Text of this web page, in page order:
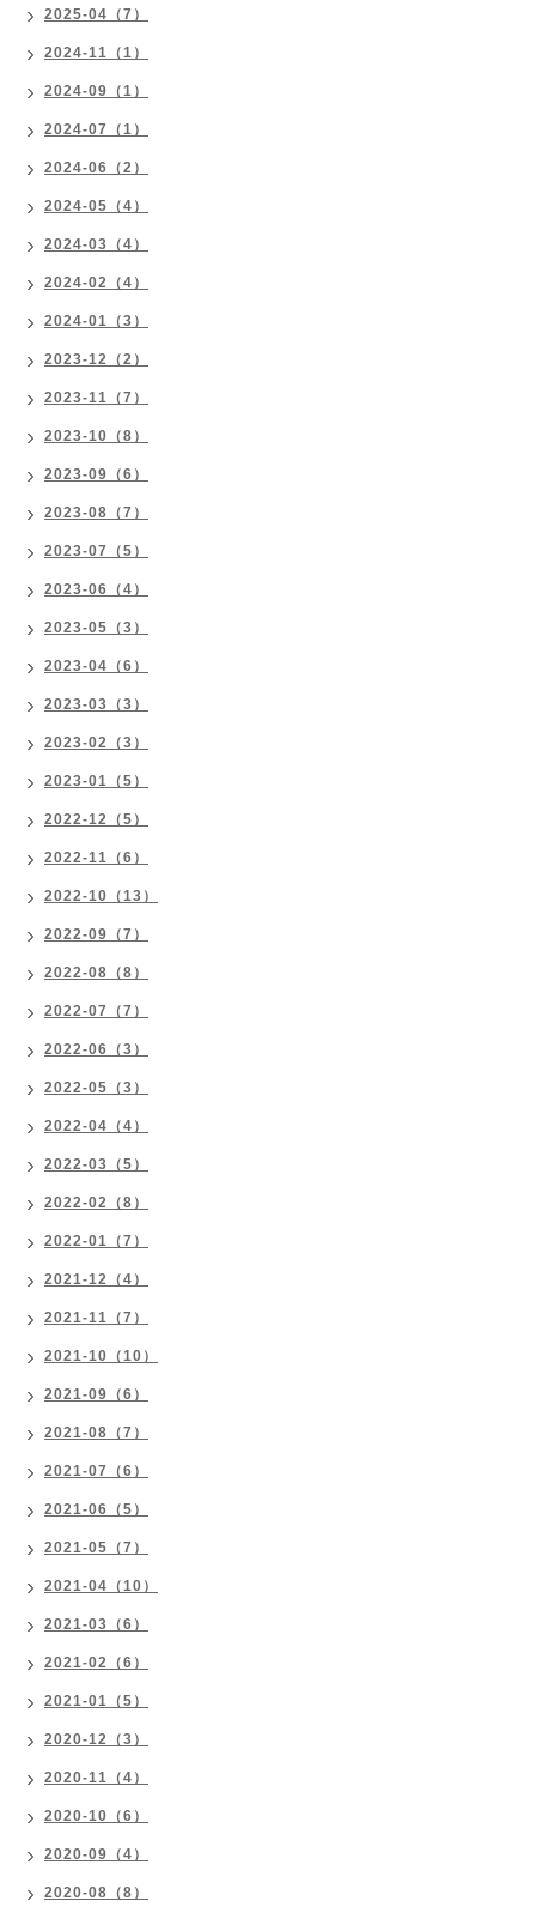
2025-04（7）
2024-11（1）
2024-09（1）
2024-07（1）
2024-06（2）
2024-05（4）
2024-03（4）
2024-02（4）
2024-01（3）
2023-12（2）
2023-11（7）
2023-10（8）
2023-09（6）
2023-08（7）
2023-07（5）
2023-06（4）
2023-05（3）
2023-04（6）
2023-03（3）
2023-02（3）
2023-01（5）
2022-12（5）
2022-11（6）
2022-10（13）
2022-09（7）
2022-08（8）
2022-07（7）
2022-06（3）
2022-05（3）
2022-04（4）
2022-03（5）
2022-02（8）
2022-01（7）
2021-12（4）
2021-11（7）
2021-10（10）
2021-09（6）
2021-08（7）
2021-07（6）
2021-06（5）
2021-05（7）
2021-04（10）
2021-03（6）
2021-02（6）
2021-01（5）
2020-12（3）
2020-11（4）
2020-10（6）
2020-09（4）
2020-08（8）